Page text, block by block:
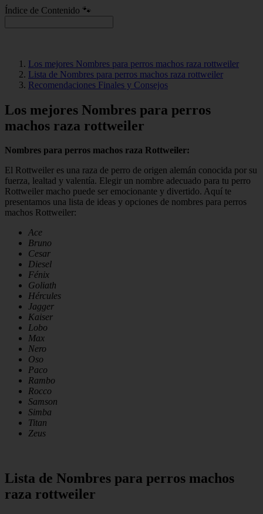
Índice de Contenido 🐾
Los mejores Nombres para perros machos raza rottweiler
Lista de Nombres para perros machos raza rottweiler
Recomendaciones Finales y Consejos
Los mejores Nombres para perros
machos raza rottweiler
Nombres para perros machos raza Rottweiler:
El Rottweiler es una raza de perro de origen alemán conocida por su
fuerza, lealtad y valentía. Elegir un nombre adecuado para tu perro
Rottweiler macho puede ser emocionante y divertido. Aquí te
presentamos una lista de ideas y opciones de nombres para perros
machos Rottweiler:
Ace
Bruno
Cesar
Diesel
Fénix
Goliath
Hércules
Jagger
Kaiser
Lobo
Max
Nero
Oso
Paco
Rambo
Rocco
Samson
Simba
Titan
Zeus
Lista de Nombres para perros machos
raza rottweiler